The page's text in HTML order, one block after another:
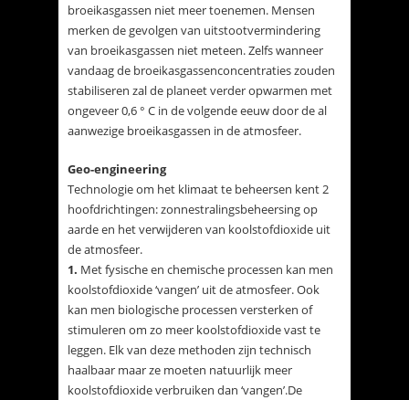
broeikasgassen niet meer toenemen. Mensen
merken de gevolgen van uitstootvermindering
van broeikasgassen niet meteen. Zelfs wanneer
vandaag de broeikasgassenconcentraties zouden
stabiliseren zal de planeet verder opwarmen met
ongeveer 0,6 ° C in de volgende eeuw door de al
aanwezige broeikasgassen in de atmosfeer.
Geo-engineering
Technologie om het klimaat te beheersen kent 2
hoofdrichtingen: zonnestralingsbeheersing op
aarde en het verwijderen van koolstofdioxide uit
de atmosfeer.
1. Met fysische en chemische processen kan men
koolstofdioxide ‘vangen’ uit de atmosfeer. Ook
kan men biologische processen versterken of
stimuleren om zo meer koolstofdioxide vast te
leggen. Elk van deze methoden zijn technisch
haalbaar maar ze moeten natuurlijk meer
koolstofdioxide verbruiken dan ‘vangen’.De